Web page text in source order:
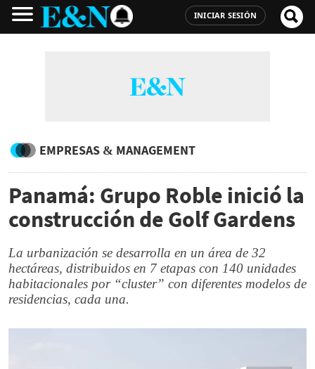
INICIAR SESIÓN
EMPRESAS & MANAGEMENT
Panamá: Grupo Roble inició la
construcción de Golf Gardens
La urbanización se desarrolla en un área de 32
hectáreas, distribuidos en 7 etapas con 140 unidades
habitacionales por “cluster” con diferentes modelos de
residencias, cada una.